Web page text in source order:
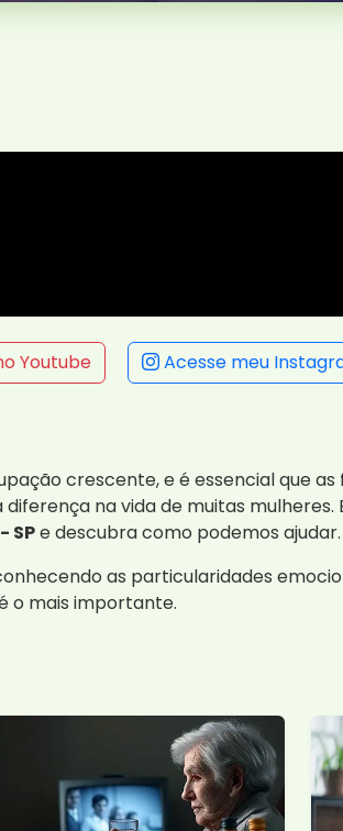
Youtube Acesse meu
crescente, e é essencial que
na vida de muitas
SPe descubra como podemos ajudar.
as particularidades
o mais importante.